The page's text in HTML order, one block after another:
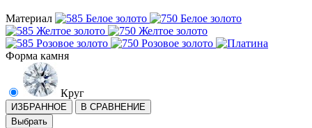
Материал
Форма камня
Круг
ИЗБРАННОЕ
В СРАВНЕНИЕ
Выбрать